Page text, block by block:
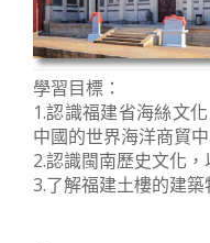
學習目標：
1.認識福建省海絲文
中國的世界海洋商貿
2.認識閩南歷史文化
3.了解福建土樓的建